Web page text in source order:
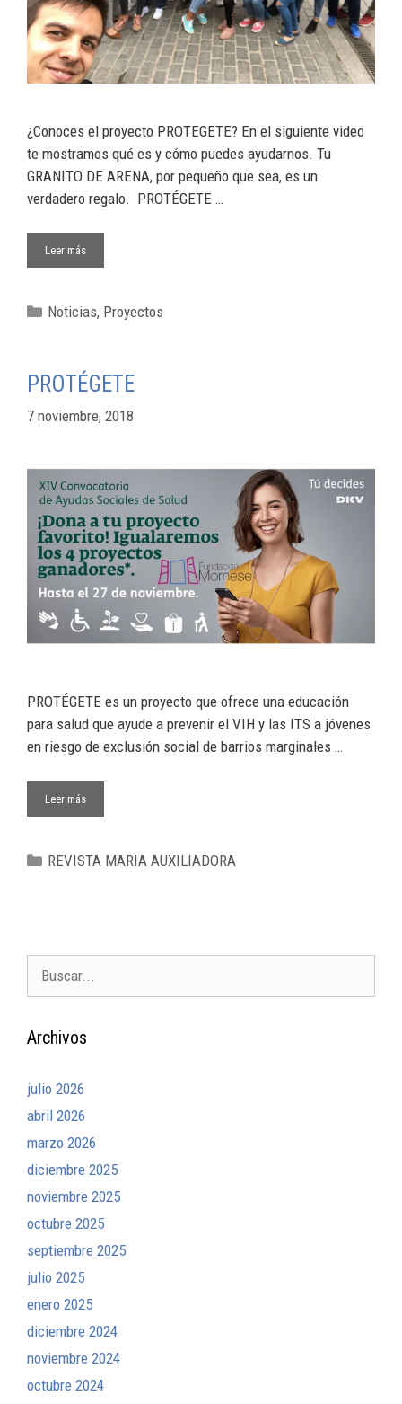
¿Conoces el proyecto PROTEGETE? En el siguiente video
te mostramos qué es y cómo puedes ayudarnos. Tu
GRANITO DE ARENA, por pequeño que sea, es un
verdadero regalo. PROTÉGETE …
Leer más
Noticias, Proyectos
PROTÉGETE
7 noviembre, 2018
PROTÉGETE es un proyecto que ofrece una educación
para salud que ayude a prevenir el VIH y las ITS a jóvenes
en riesgo de exclusión social de barrios marginales …
Leer más
REVISTA MARIA AUXILIADORA
Archivos
julio 2026
abril 2026
marzo 2026
diciembre 2025
noviembre 2025
octubre 2025
septiembre 2025
julio 2025
enero 2025
diciembre 2024
noviembre 2024
octubre 2024